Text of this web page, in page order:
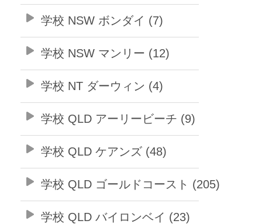
学校 NSW ボンダイ (7)
学校 NSW マンリー (12)
学校 NT ダーウィン (4)
学校 QLD アーリービーチ (9)
学校 QLD ケアンズ (48)
学校 QLD ゴールドコースト (205)
学校 QLD バイロンベイ (23)